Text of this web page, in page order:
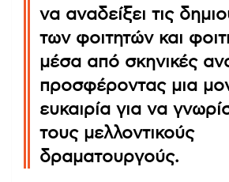
να αναδείξει τις
των φοιτητών και
μέσα από σκηνικές
προσφέροντας μια
ευκαιρία για να
τους μελλοντικούς
δραματουργούς.